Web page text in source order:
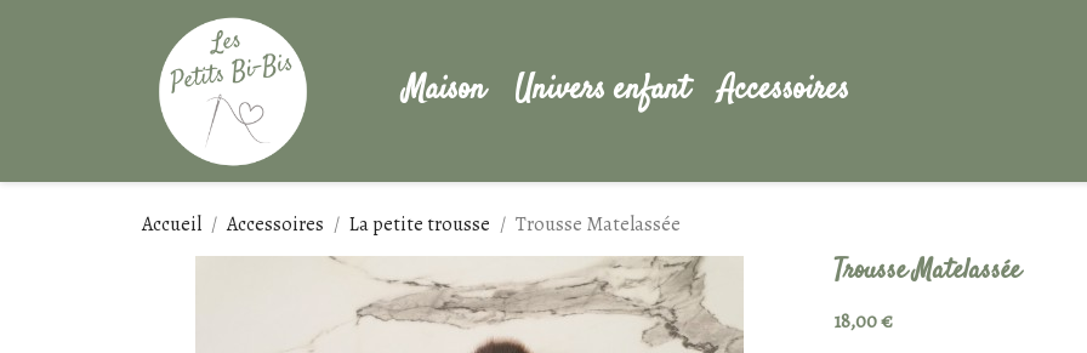
Maison Univers enfant Accessoires
Accueil Accessoires La petite trousse Trousse Matelassée
Trousse Matelassée
18,00 €